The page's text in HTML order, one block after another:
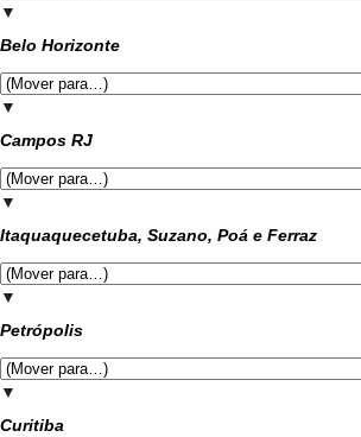
▼
Belo Horizonte
▼
Campos RJ
▼
Itaquaquecetuba, Suzano, Poá e Ferraz
▼
Petrópolis
▼
Curitiba